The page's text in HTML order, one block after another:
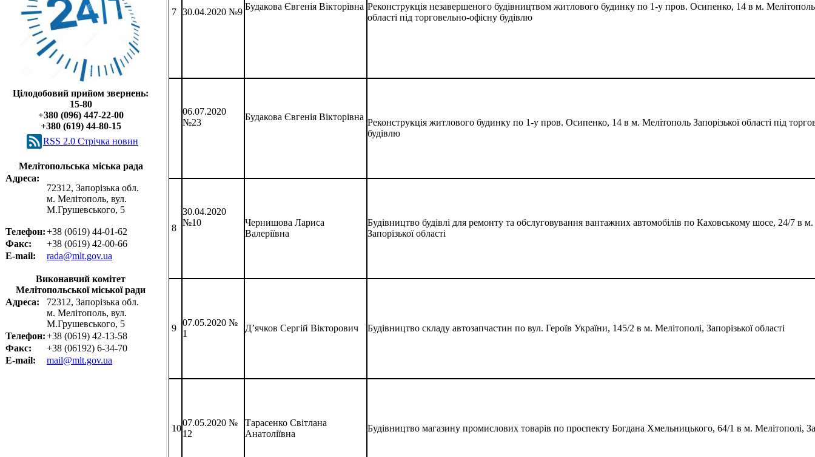
Цілодобовий прийом звернень:
15-80
+380 (096) 447-22-00
+380 (619) 44-80-15
RSS 2.0 Cтрічка новин
Мелітопольська міська рада
Адреса:
72312, Запорізька обл.
м. Мелітополь, вул.
М.Грушевського, 5
Телефон:+38 (0619) 44-01-62
Факс:
+38 (0619) 42-00-66
E-mail:
rada@mlt.gov.ua
Виконавчий комітет
Мелітопольської міської ради
Адреса:
72312, Запорізька обл.
м. Мелітополь, вул.
М.Грушевського, 5
Телефон:+38 (0619) 42-13-58
Факс:
+38 (06192) 6-34-70
E-mail:
mail@mlt.gov.ua
7 30.04.2020 №9
Будакова Євгенія Вікторівна Реконструкція незавершеного будівництвом житлового будинку по 1-у пров. Осипенко, 14 в м. Мелітополь
області під торговельно-офісну будівлю
06.07.2020
№23
Будакова Євгенія Вікторівна
Реконструкція житлового будинку по 1-у пров. Осипенко, 14 в м. Мелітополь Запорізької області під
будівлю
8
30.04.2020
№10
Чернишова Лариса
Валеріївна
Будівництво будівлі для ремонту та обслуговування вантажних автомобілів по Каховському шосе, 24/7 в
Запорізької області
9
07.05.2020 №
1
Д’ячков Сергій Вікторович Будівництво складу автозапчастин по вул. Героїв України, 145/2 в м. Мелітополі, Запорізької області
10
07.05.2020 №
12
Тарасенко Світлана
Анатоліївна
Будівництво магазину промислових товарів по проспекту Богдана Хмельницького, 64/1 в м. Мелітополі,